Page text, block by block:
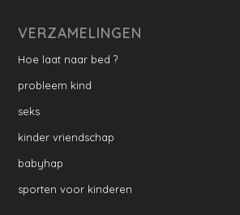
VERZAMELINGEN
Hoe laat naar bed ?
probleem kind
seks
kinder vriendschap
babyhap
sporten voor kinderen